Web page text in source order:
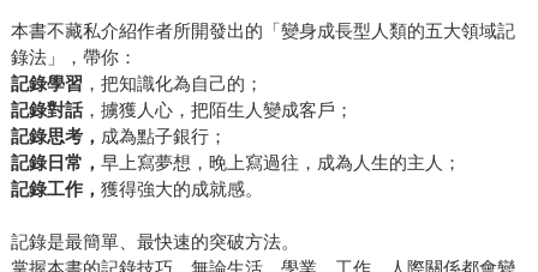
「不要因為他們的經驗，而是看他們展現的態度」等等。有
沒有一種很「豁然開朗」的FU？
本書不藏私介紹作者所開發出的「變身成長型人類的五大領域記
錄法」，帶你：
記錄學習 ，把知識化為自己的；
記錄對話，擄獲人心，把陌生人變成客戶；
記錄思考， 成為點子銀行；
記錄日常， 早上寫夢想，晚上寫過往，成為人生的主人；
記錄工作， 獲得強大的成就感。
記錄是最簡單、最快速的突破方法。
掌握本書的記錄技巧，無論生活、學業、工作、人際關係都會變